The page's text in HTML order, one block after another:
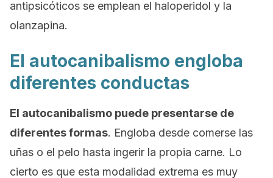
antipsicóticos se emplean el haloperidol y la
olanzapina.
El autocanibalismo engloba
diferentes conductas
El autocanibalismo puede presentarse de
diferentes formas. Engloba desde comerse las
uñas o el pelo hasta ingerir la propia carne. Lo
cierto es que esta modalidad extrema es muy